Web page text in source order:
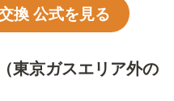
換 公式を見る
東京ガスエリア外の